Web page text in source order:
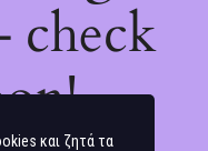
check
και ζητά τα